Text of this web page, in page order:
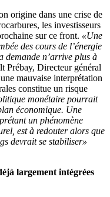
origine dans une crise de
les investisseurs
sur ce front. «Une
des cours de l’énergie
demande n’arrive plus à
Prébay, Directeur général
mauvaise interprétation
constitue un risque
monétaire pourrait
économique. Une
un phénomène
est à redouter alors que
devrait se stabiliser»
largement intégrées